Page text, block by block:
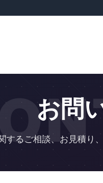
お問
するご相談、お見積り